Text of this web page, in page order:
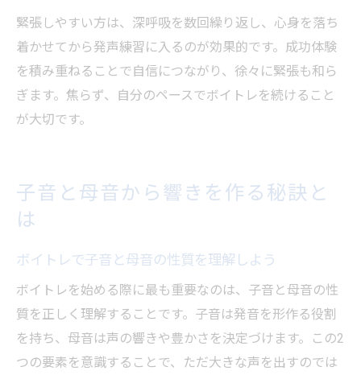
緊張しやすい方は、深呼吸を数回繰り返し、心身を落ち
着かせてから発声練習に入るのが効果的です。成功体験
を積み重ねることで自信につながり、徐々に緊張も和ら
ぎます。焦らず、自分のペースでボイトレを続けること
が大切です。
子音と母音から響きを作る秘訣と
は
ボイトレで子音と母音の性質を理解しよう
ボイトレを始める際に最も重要なのは、子音と母音の性
質を正しく理解することです。子音は発音を形作る役割
を持ち、母音は声の響きや豊かさを決定づけます。この2
つの要素を意識することで、ただ大きな声を出すのでは